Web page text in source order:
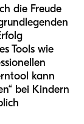
die Freude
Tools wie
kann
bei Kindern